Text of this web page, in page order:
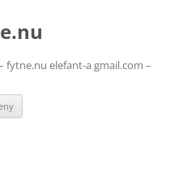
fytne.nu elefant-a gmail.com –